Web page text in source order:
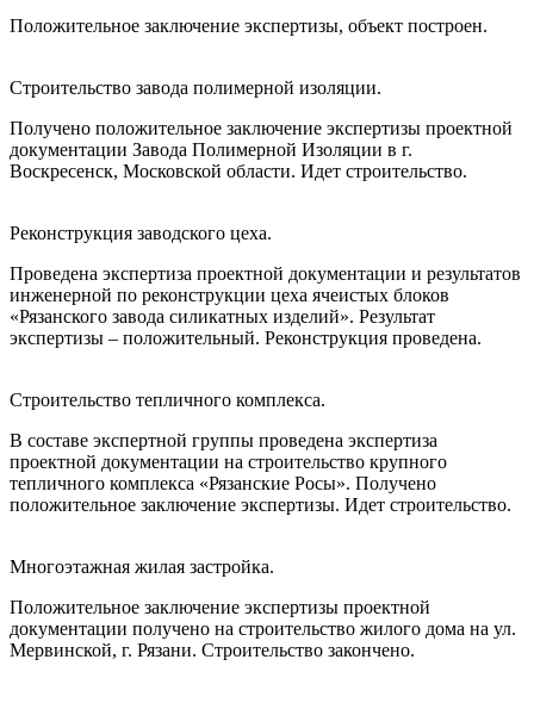
Положительное заключение экспертизы, объект построен.
Строительство завода полимерной изоляции.
Получено положительное заключение экспертизы проектной
документации Завода Полимерной Изоляции в г.
Воскресенск, Московской области. Идет строительство.
Реконструкция заводского цеха.
Проведена экспертиза проектной документации и результатов
инженерной по реконструкции цеха ячеистых блоков
«Рязанского завода силикатных изделий». Результат
экспертизы – положительный. Реконструкция проведена.
Строительство тепличного комплекса.
В составе экспертной группы проведена экспертиза
проектной документации на строительство крупного
тепличного комплекса «Рязанские Росы». Получено
положительное заключение экспертизы. Идет строительство.
Многоэтажная жилая застройка.
Положительное заключение экспертизы проектной
документации получено на строительство жилого дома на ул.
Мервинской, г. Рязани. Строительство закончено.